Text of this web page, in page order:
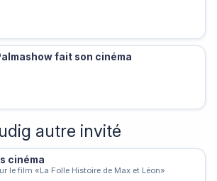
fait son cinéma
autre invité
cinéma
le film «La Folle Histoire de Max et Léon»